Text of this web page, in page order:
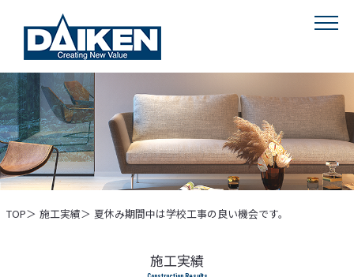
TOP 施工実績 夏休み期間中は学校工事の良い機会です。
施工実績